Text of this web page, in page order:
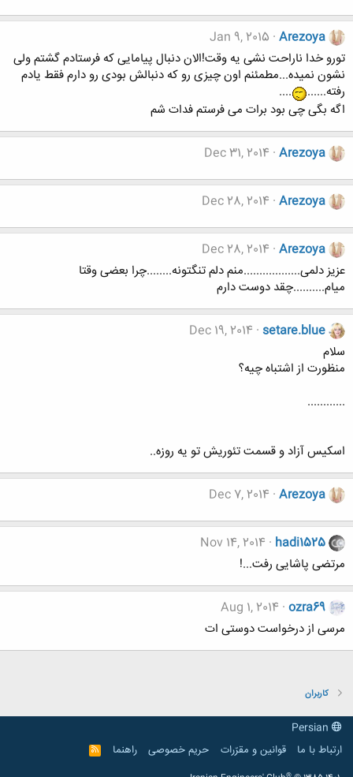
Arezoya
Jan 9, 2015
تورو خدا ناراحت نشی یه وقت!الان دنبال پیامایی که فرستادم گشتم ولی
نشون نمیده...مطمئنم اون چیزی رو که دنبالش بودی رو دارم فقط یادم
رفته......
....
اگه بگی چی بود برات می فرستم فدات شم
Arezoya
Dec 31, 2014
Arezoya
Dec 28, 2014
Arezoya
Dec 28, 2014
عزیز دلمی..................منم دلم تنگتونه........چرا بعضی وقتا
میام..........چقد دوست دارم
setare.blue
Dec 19, 2014
سلام
منظورت از اشتباه چیه؟
............
اسکیس آزاد و قسمت تئوریش تو یه روزه..
Arezoya
Dec 7, 2014
hadi1525
Nov 14, 2014
مرتضی پاشایی رفت...!
ozra69
Aug 1, 2014
مرسی از درخواست دوستی ات
کاربران
ارتباط با ما
قوانین و مقرّرات حریم خصوصی راهنما
R
S